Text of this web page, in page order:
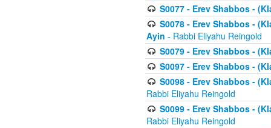
S0077 - Erev Shabbos -
S0078 - Erev Shabbos -
Ayin - Rabbi Eliyahu Reingold
S0079 - Erev Shabbos -
S0097 - Erev Shabbos -
S0098 - Erev Shabbos -
Rabbi Eliyahu Reingold
S0099 - Erev Shabbos -
Rabbi Eliyahu Reingold